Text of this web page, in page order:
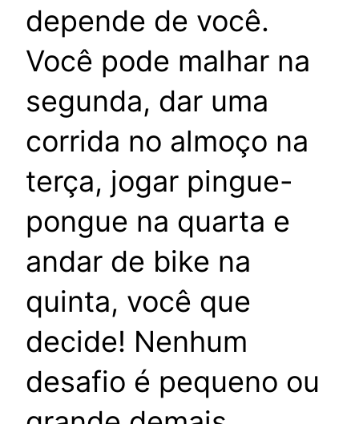
depende de você.
Você pode malhar na
segunda, dar uma
corrida no almoço na
terça, jogar pingue-
pongue na quarta e
andar de bike na
quinta, você que
decide! Nenhum
desafio é pequeno ou